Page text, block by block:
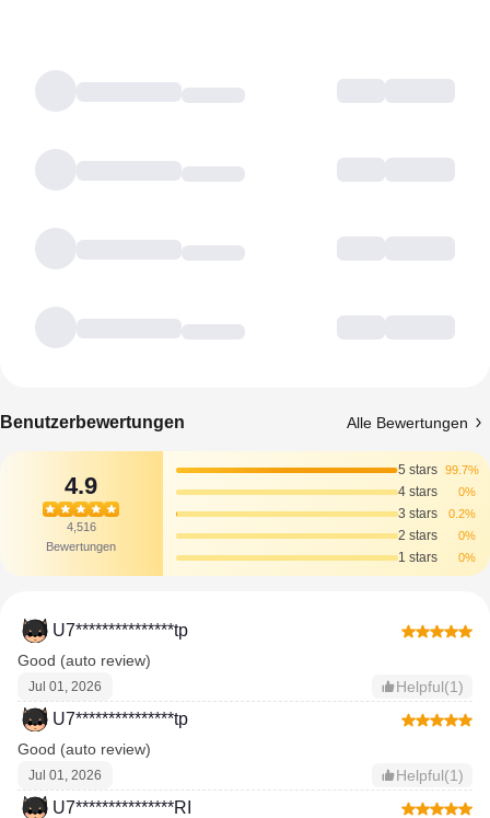
Benutzerbewertungen Alle Bewertungen
4.9
4,516
Bewertungen
5 stars 99.7%
4 stars 0%
3 stars 0.2%
2 stars 0%
1 stars 0%
U7***************tp
Good (auto review)
Jul 01, 2026 Helpful(1)
U7***************tp
Good (auto review)
Jul 01, 2026 Helpful(1)
U7***************RI